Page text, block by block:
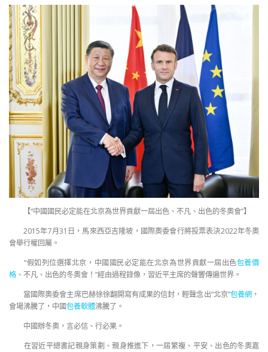
【“中國國民必定能在北京為世界貢獻一屆出色、不凡、出色的冬奧會”】
2015年7月31日，馬來西亞吉隆坡，國際奧委會行將投票表決2022年冬奧
會舉行權回屬。
“假如列位選擇北京，中國國民必定能在北京為世界貢獻一屆出色包養價
格 、不凡、出色的冬奧會！”經由過程錄像，習近平主席的聲響傳遍世界。
當國際奧委會主席巴赫徐徐翻開寫有成果的信封，輕聲念出“北京”包養網 ，
會場沸騰了，中國包養軟體沸騰了。
中國辦冬奧，言必信、行必果。
在習近平總書記親身策劃、親身推進下，一屆繁複、平安、出色的冬奧嘉